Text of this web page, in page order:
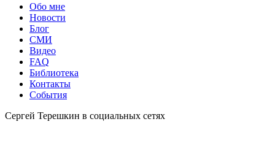
Обо мне
Новости
Блог
СМИ
Видео
FAQ
Библиотека
Контакты
События
Сергей Терешкин в социальных сетях